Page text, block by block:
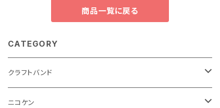
商品一覧に戻る
CATEGORY
クラフトバンド
テキスト
ニコケン